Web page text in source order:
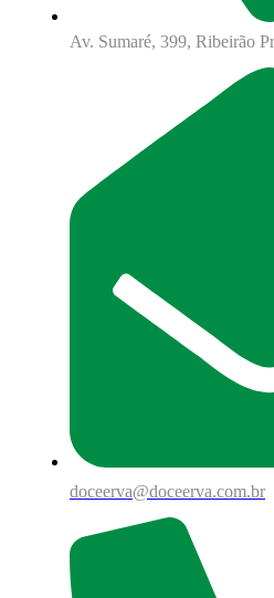
Av. Sumaré, 399, Ribeirão
doceerva@doceerva.com.br